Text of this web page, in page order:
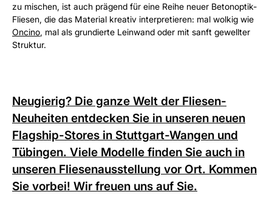
zu mischen, ist auch prägend für eine Reihe neuer Betonoptik-
Fliesen, die das Material kreativ interpretieren: mal wolkig wie
Oncino, mal als grundierte Leinwand oder mit sanft gewellter
Struktur.
Neugierig? Die ganze Welt der Fliesen-
Neuheiten entdecken Sie in unseren neuen
Flagship-Stores in Stuttgart-Wangen und
Tübingen. Viele Modelle finden Sie auch in
unseren Fliesenausstellung vor Ort. Kommen
Sie vorbei! Wir freuen uns auf Sie.